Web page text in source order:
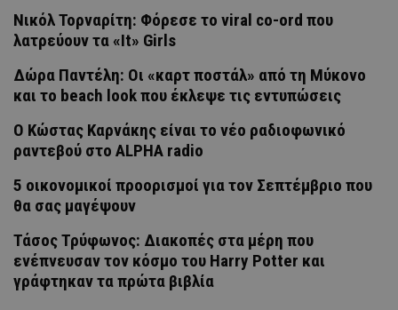
Νικόλ Τορναρίτη: Φόρεσε το viral co-ord που
λατρεύουν τα «It» Girls
Δώρα Παντέλη: Οι «καρτ ποστάλ» από τη Μύκονο
και το beach look που έκλεψε τις εντυπώσεις
Ο Κώστας Καρνάκης είναι το νέο ραδιοφωνικό
ραντεβού στο ALPHA radio
5 οικονομικοί προορισμοί για τον Σεπτέμβριο που
θα σας μαγέψουν
Τάσος Τρύφωνος: Διακοπές στα μέρη που
ενέπνευσαν τον κόσμο του Harry Potter και
γράφτηκαν τα πρώτα βιβλία